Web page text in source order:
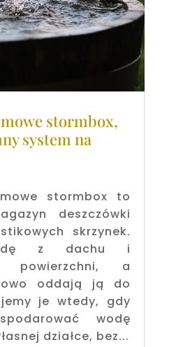
stormbox,
system na
stormbox to
deszczówki
skrzynek.
z dachu i
powierzchni, a
oddają ją do
je wtedy, gdy
wodę
działce, bez...